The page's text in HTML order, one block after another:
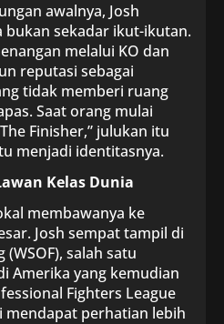
awalnya, Josh
bukan sekadar ikut-ikutan.
melalui KO dan
reputasi sebagai
tidak memberi ruang
Saat orang mulai
Finisher,” julukan itu
menjadi identitasnya.
Kelas Dunia
membawanya ke
Josh sempat tampil di
salah satu
Amerika yang kemudian
Fighters League
mendapat perhatian lebih